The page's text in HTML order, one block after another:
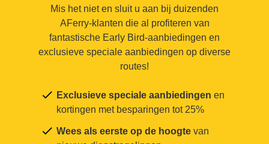
Mis het niet en sluit u aan bij duizenden
AFerry-klanten die al profiteren van
fantastische Early Bird-aanbiedingen en
exclusieve speciale aanbiedingen op diverse
routes!
Exclusieve speciale aanbiedingen en
kortingen met besparingen tot 25%
Wees als eerste op de hoogte van